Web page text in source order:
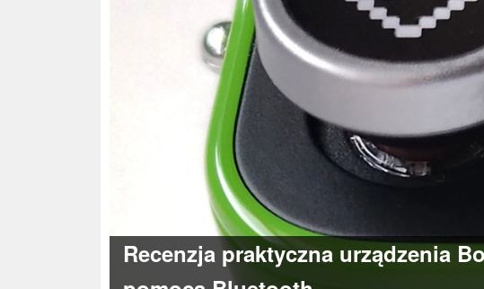
Recenzja praktyczna urządzenia